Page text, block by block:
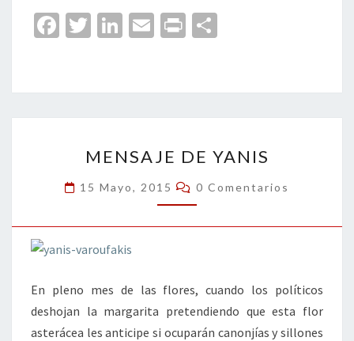
Fa
o
o
T
er
Li
dI
n
E
l
Pr
p
ar
tir
DE
YANIS
MENSAJE DE YANIS
15 Mayo, 2015 Comentarios
0 Comentarios
En pleno mes de las flores, cuando los políticos
deshojan la margarita pretendiendo que esta flor
asterácea les anticipe si ocuparán canonjías y sillones